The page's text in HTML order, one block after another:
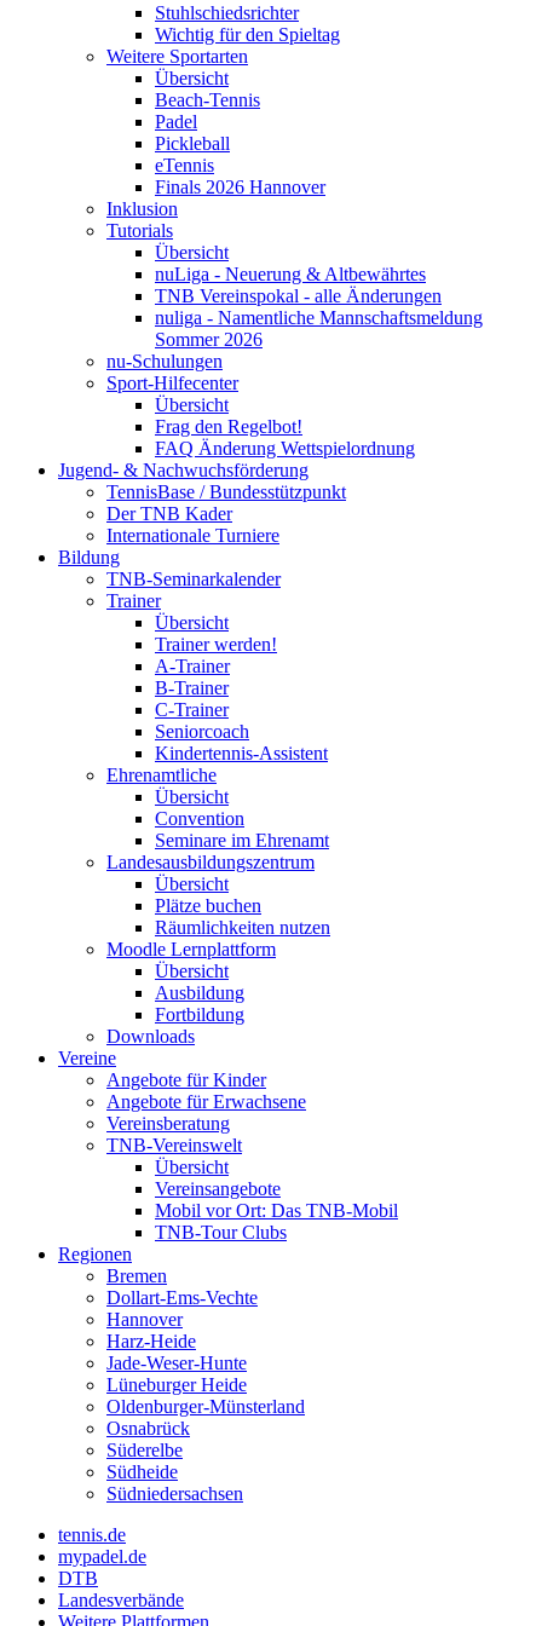
Stuhlschiedsrichter
Wichtig für den Spieltag
Weitere Sportarten
Übersicht
Beach-Tennis
Padel
Pickleball
eTennis
Finals 2026 Hannover
Inklusion
Tutorials
Übersicht
nuLiga - Neuerung & Altbewährtes
TNB Vereinspokal - alle Änderungen
nuliga - Namentliche Mannschaftsmeldung
Sommer 2026
nu-Schulungen
Sport-Hilfecenter
Übersicht
Frag den Regelbot!
FAQ Änderung Wettspielordnung
Jugend- & Nachwuchsförderung
TennisBase / Bundesstützpunkt
Der TNB Kader
Internationale Turniere
Bildung
TNB-Seminarkalender
Trainer
Übersicht
Trainer werden!
A-Trainer
B-Trainer
C-Trainer
Seniorcoach
Kindertennis-Assistent
Ehrenamtliche
Übersicht
Convention
Seminare im Ehrenamt
Landesausbildungszentrum
Übersicht
Plätze buchen
Räumlichkeiten nutzen
Moodle Lernplattform
Übersicht
Ausbildung
Fortbildung
Downloads
Vereine
Angebote für Kinder
Angebote für Erwachsene
Vereinsberatung
TNB-Vereinswelt
Übersicht
Vereinsangebote
Mobil vor Ort: Das TNB-Mobil
TNB-Tour Clubs
Regionen
Bremen
Dollart-Ems-Vechte
Hannover
Harz-Heide
Jade-Weser-Hunte
Lüneburger Heide
Oldenburger-Münsterland
Osnabrück
Süderelbe
Südheide
Südniedersachsen
tennis.de
mypadel.de
DTB
Landesverbände
Weitere Plattformen